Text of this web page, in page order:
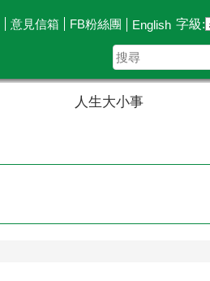
意見信箱 FB粉絲團 English 字級:
人生大小事